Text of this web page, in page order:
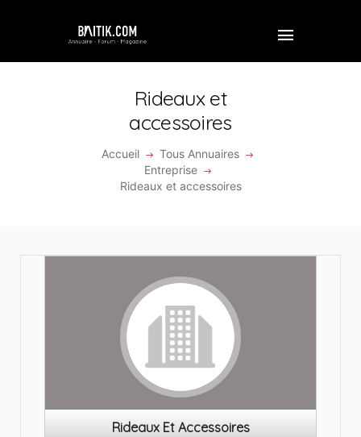
Rideaux et
accessoires
Accueil
Tous Annuaires
Entreprise
Rideaux et accessoires
PROFESSIONNEL
REJOINDRE BAITIK
CONTACT
Rideaux Et Accessoires